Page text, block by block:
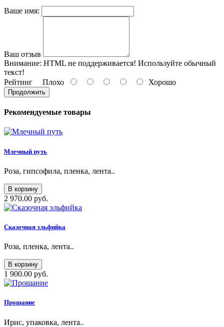
Ваше имя:
Ваш отзыв
Внимание: HTML не поддерживается! Используйте обычный
текст!
Рейтинг Плохо Хорошо
Продолжить
Рекомендуемые товары
Млечный путь
Роза, гипсофила, пленка, лента..
В корзину
2 970.00 руб.
Сказочная эльфийка
Роза, пленка, лента..
В корзину
1 900.00 руб.
Прощание
Ирис, упаковка, лента..